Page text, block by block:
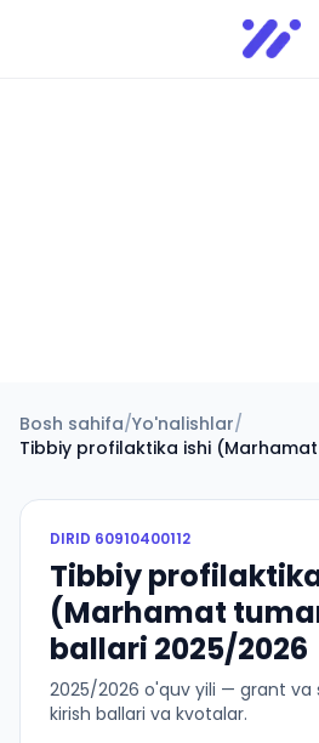
Infoedu
Bosh sahifa/Yo'nalishlar/
Tibbiy profilaktika ishi
DIRID 60910400112
Tibbiy
(Marhamat
ballari 2025/2026
2025/2026 o'quv yili — grant
kirish ballari va kvotalar.